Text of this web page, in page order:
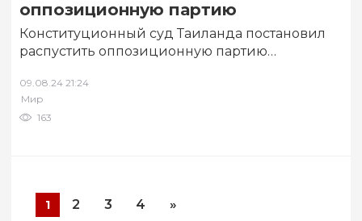
оппозиционную партию
Конституционный суд Таиланда постановил
распустить оппозиционную партию
политической системы конституционной
монархии. Об этом сообщает РИА…
09.08.24 21:24
Мир
163
1 2 3 4 »